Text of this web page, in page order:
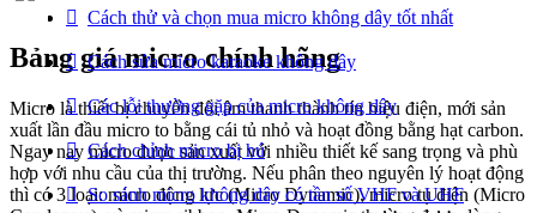
Bảng giá micro chính hãng
Micro là thiết bị chuyển đổi âm thanh thành tín hiệu điện, mới sản
xuất lần đầu micro to bằng cái tủ nhỏ và hoạt đồng bằng hạt carbon.
Ngay nay micro được sản xuất với nhiều thiết kế sang trọng và phù
hợp với nhu cầu của thị trường. Nếu phân theo nguyên lý hoạt động
thì có 3 loại: micro động lực (Micro Dynamic), micro tụ điện (Micro
Cách thử và chọn mua micro không dây tốt nhất
Cách sửa micro karaoke không dây
Các lỗi thường gặp của micro không dây
Cách chỉnh micro bị hú
So sánh micro không dây có tần số VHF và UHF